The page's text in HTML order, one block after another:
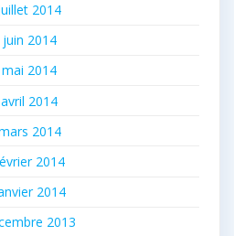
2014
juin 2014
mai 2014
avril 2014
2014
2014
2014
2013